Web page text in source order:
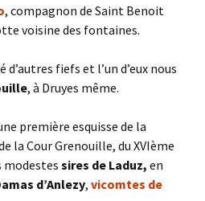
, compagnon de Saint Benoit
voisine des fontaines.
fiefs et l’un d’eux nous
, à Druyes même.
première esquisse de la
la Cour Grenouille, du XVIème
modestes sires de Laduz, en
d’Anlezy, vicomtes de